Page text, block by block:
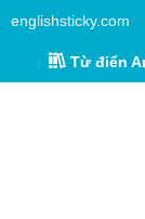
englishsticky.com
Từ điển